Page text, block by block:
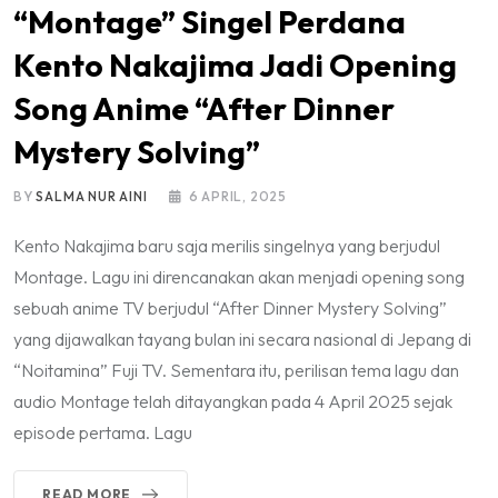
“Montage” Singel Perdana
Kento Nakajima Jadi Opening
Song Anime “After Dinner
Mystery Solving”
BYSALMA NUR AINI 6 APRIL, 2025
Kento Nakajima baru saja merilis singelnya yang berjudul
Montage. Lagu ini direncanakan akan menjadi opening song
sebuah anime TV berjudul “After Dinner Mystery Solving”
yang dijawalkan tayang bulan ini secara nasional di Jepang di
“Noitamina” Fuji TV. Sementara itu, perilisan tema lagu dan
audio Montage telah ditayangkan pada 4 April 2025 sejak
episode pertama. Lagu
READ MORE